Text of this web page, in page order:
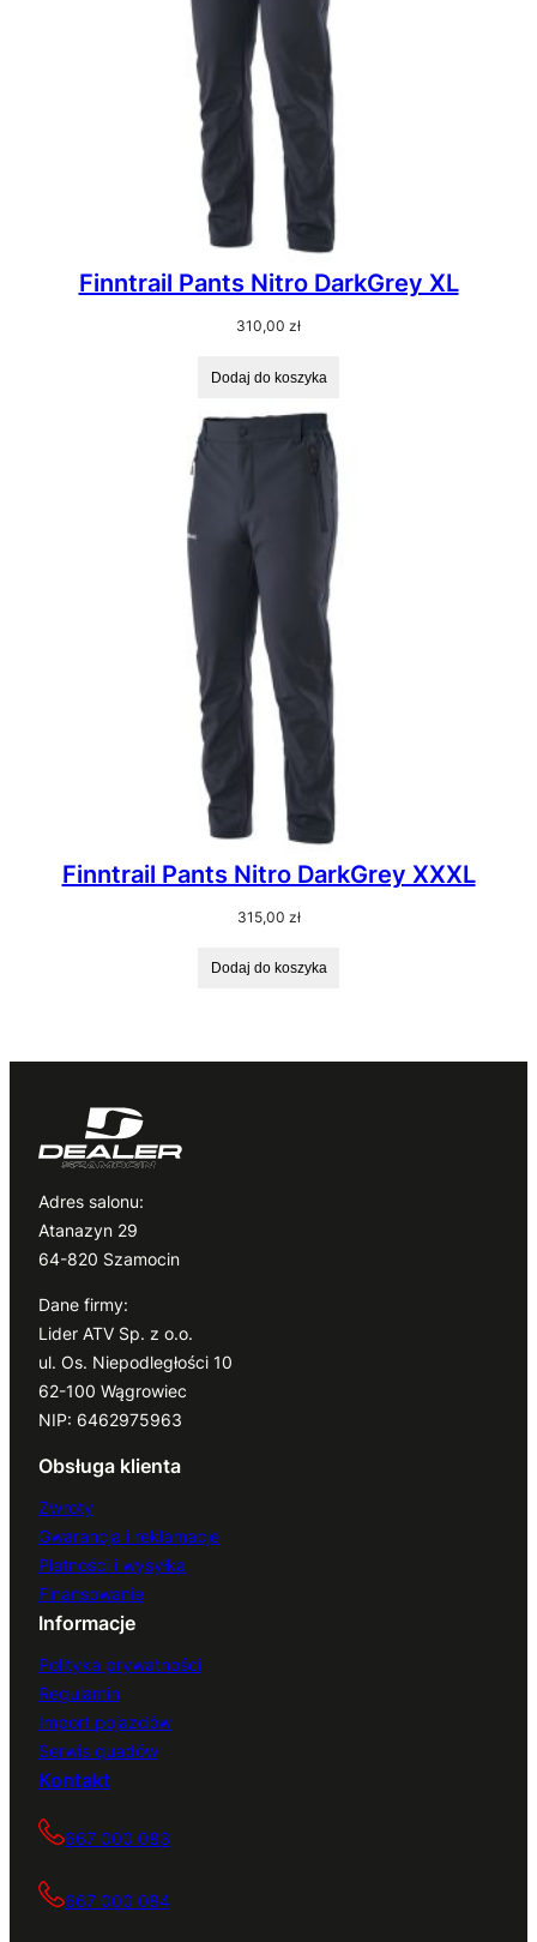
Finntrail Pants Nitro DarkGrey XL
310,00 zł
Dodaj do koszyka
Finntrail Pants Nitro DarkGrey XXXL
315,00 zł
Dodaj do koszyka
Adres salonu:
Atanazyn 29
64-820 Szamocin
Dane firmy:
Lider ATV Sp. z o.o.
ul. Os. Niepodległości 10
62-100 Wągrowiec
NIP: 6462975963
Obsługa klienta
Zwroty
Gwarancja i reklamacje
Płatności i wysyłka
Finansowanie
Informacje
Polityka prywatności
Regulamin
Import pojazdów
Serwis quadów
Kontakt
667 000 083
667 000 084